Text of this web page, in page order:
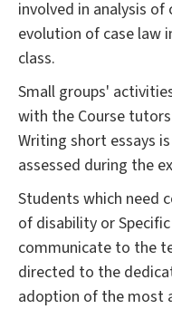
involved in analysis
evolution of case law
class.
Small groups'
with the Course
Writing short essays
assessed during the
Students which need
of disability or
communicate to the
directed to the
adoption of the most